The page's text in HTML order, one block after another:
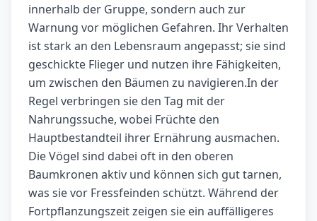
innerhalb der Gruppe, sondern auch zur
Warnung vor möglichen Gefahren. Ihr Verhalten
ist stark an den Lebensraum angepasst; sie sind
geschickte Flieger und nutzen ihre Fähigkeiten,
um zwischen den Bäumen zu navigieren.In der
Regel verbringen sie den Tag mit der
Nahrungssuche, wobei Früchte den
Hauptbestandteil ihrer Ernährung ausmachen.
Die Vögel sind dabei oft in den oberen
Baumkronen aktiv und können sich gut tarnen,
was sie vor Fressfeinden schützt. Während der
Fortpflanzungszeit zeigen sie ein auffälligeres